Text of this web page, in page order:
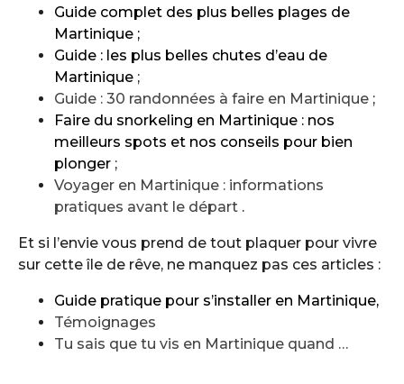
Guide complet des plus belles plages de
Martinique ;
Guide : les plus belles chutes d’eau de
Martinique ;
Guide : 30 randonnées à faire en Martinique ;
Faire du snorkeling en Martinique : nos
meilleurs spots et nos conseils pour bien
plonger ;
Voyager en Martinique : informations
pratiques avant le départ .
Et si l’envie vous prend de tout plaquer pour vivre
sur cette île de rêve, ne manquez pas ces articles :
Guide pratique pour s’installer en Martinique,
Témoignages
Tu sais que tu vis en Martinique quand …